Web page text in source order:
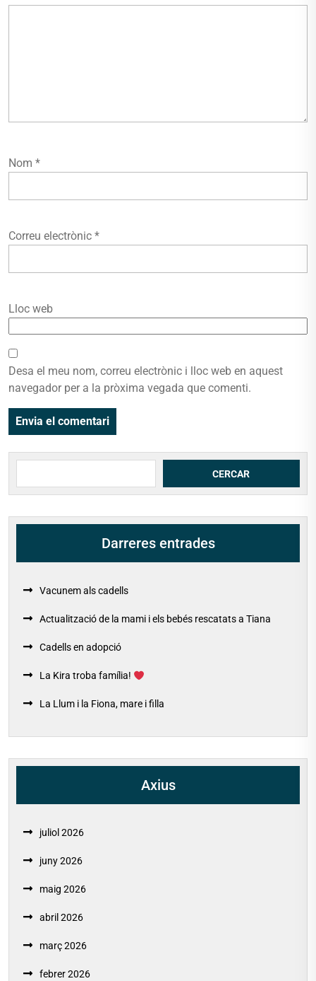
Nom *
Correu electrònic *
Lloc web
Desa el meu nom, correu electrònic i lloc web en aquest
navegador per a la pròxima vegada que comenti.
Cerca CERCAR
Darreres entrades
Vacunem als cadells
Actualització de la mami i els bebés rescatats a Tiana
Cadells en adopció
La Kira troba família!
La Llum i la Fiona, mare i filla
Axius
juliol 2026
juny 2026
maig 2026
abril 2026
març 2026
febrer 2026